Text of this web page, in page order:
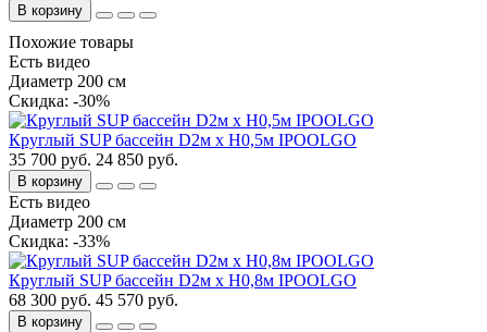
В корзину
Похожие товары
Есть видео
Диаметр 200 см
Cкидка: -30%
Круглый SUP бассейн D2м х H0,5м IPOOLGO
35 700 руб. 24 850 руб.
В корзину
Есть видео
Диаметр 200 см
Cкидка: -33%
Круглый SUP бассейн D2м х H0,8м IPOOLGO
68 300 руб. 45 570 руб.
В корзину